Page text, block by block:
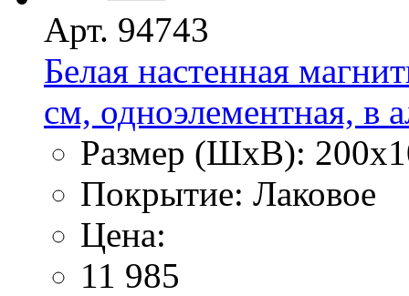
Арт. 94743
Белая настенная
см, одноэлементная, в
Размер (ШхВ):
Покрытие: Лаковое
Цена:
11 985